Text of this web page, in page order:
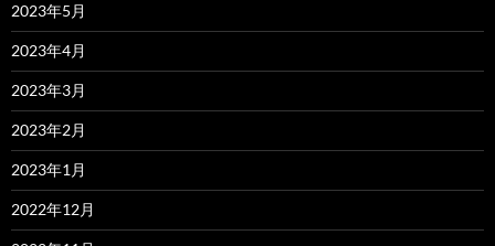
2023年5月
2023年4月
2023年3月
2023年2月
2023年1月
2022年12月